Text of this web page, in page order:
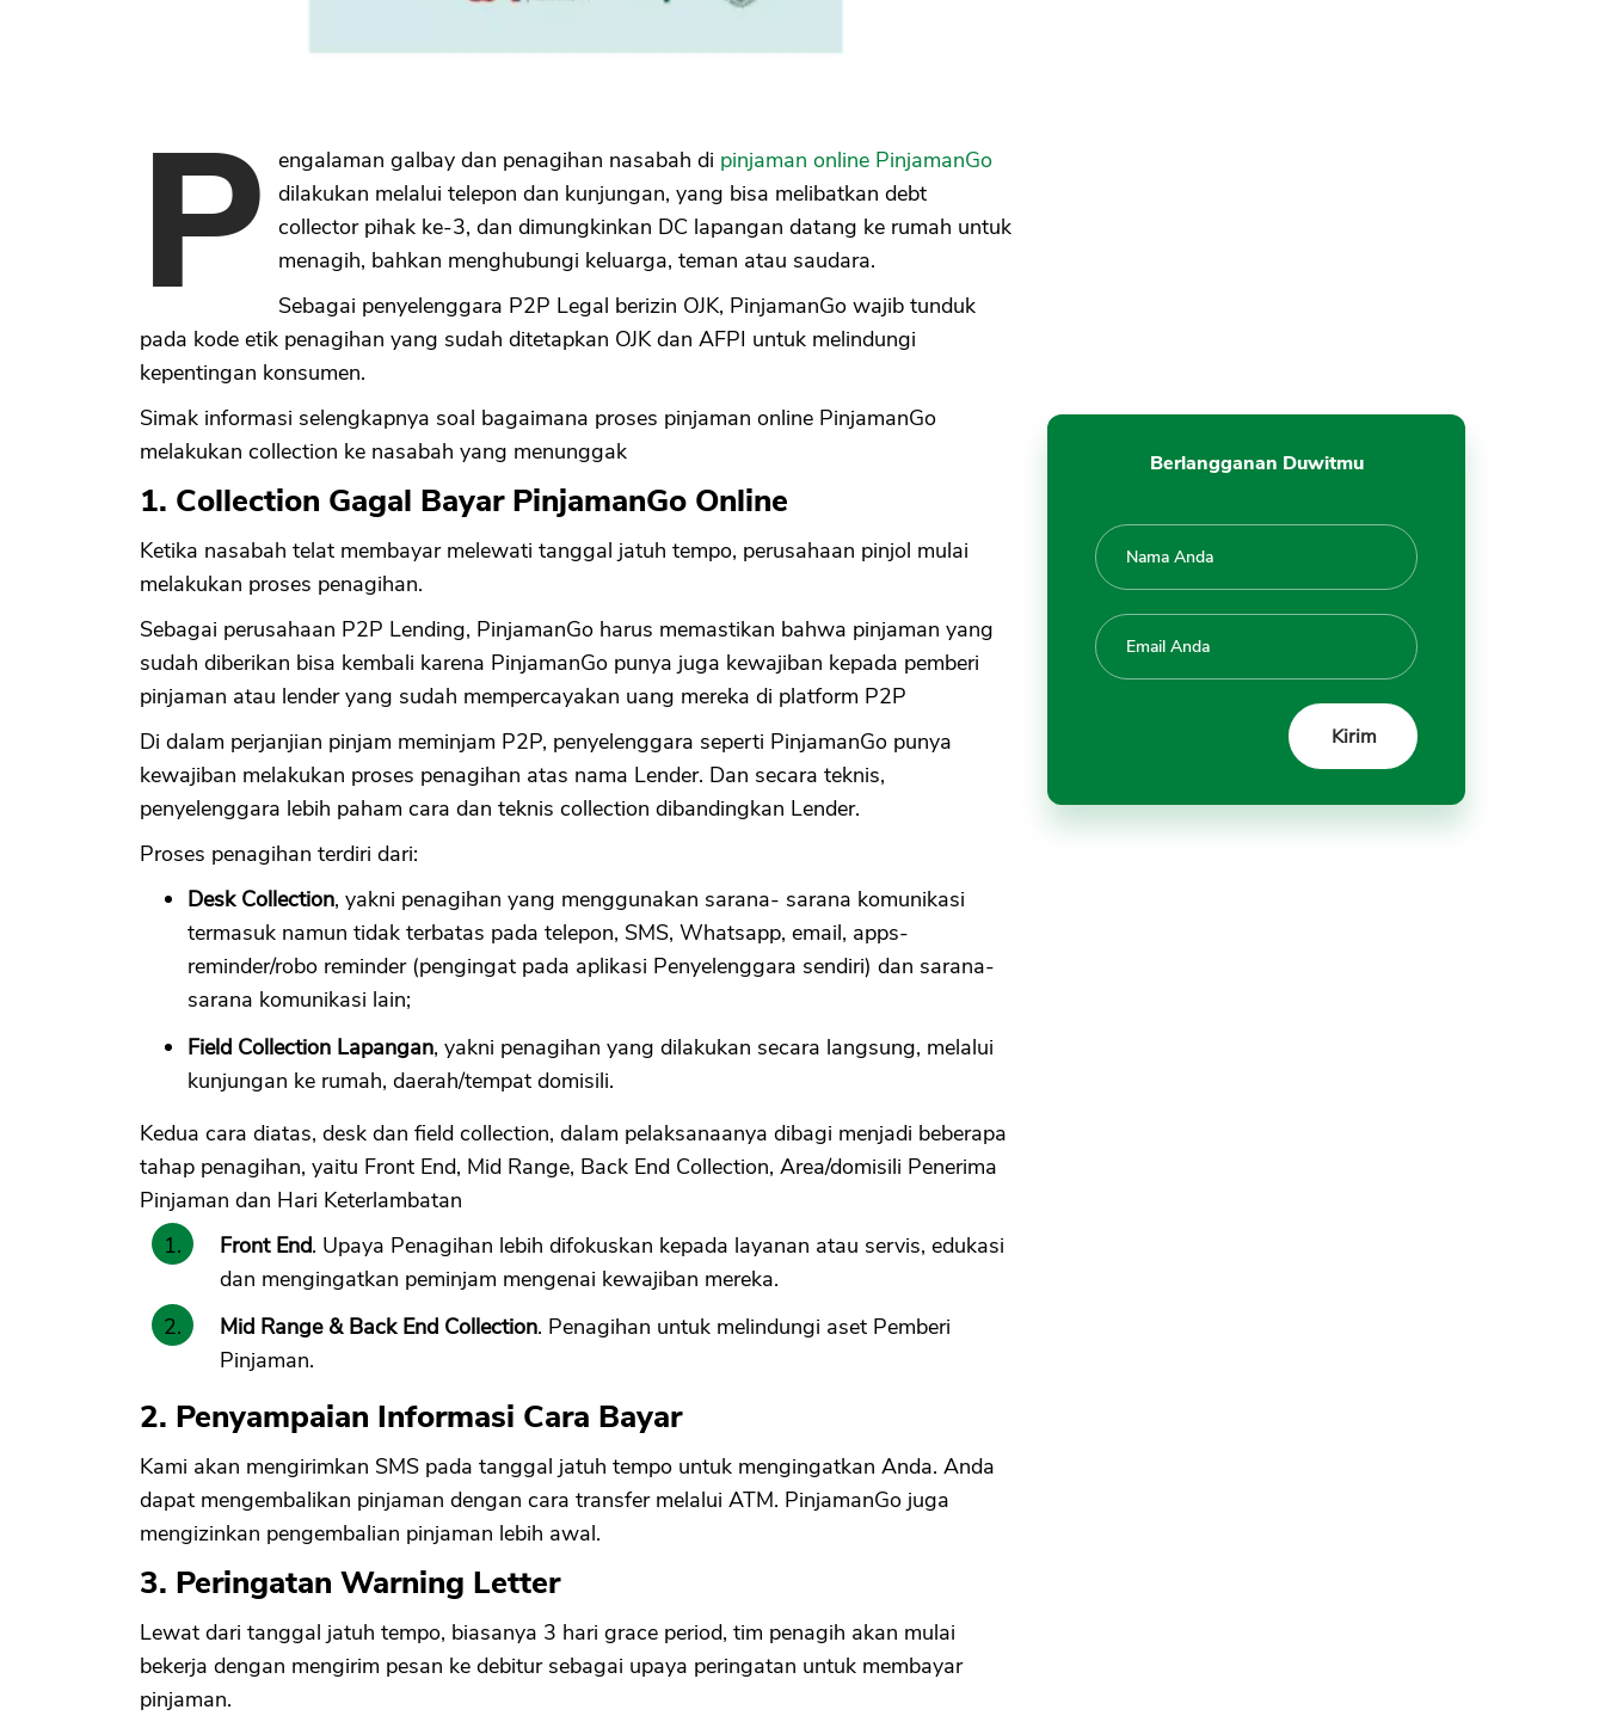
P engalaman galbay dan penagihan nasabah di pinjaman online PinjamanGo
dilakukan melalui telepon dan kunjungan, yang bisa melibatkan debt
collector pihak ke-3, dan dimungkinkan DC lapangan datang ke rumah untuk
menagih, bahkan menghubungi keluarga, teman atau saudara.
Sebagai penyelenggara P2P Legal berizin OJK, PinjamanGo wajib tunduk
pada kode etik penagihan yang sudah ditetapkan OJK dan AFPI untuk melindungi
kepentingan konsumen.
Simak informasi selengkapnya soal bagaimana proses pinjaman online PinjamanGo
melakukan collection ke nasabah yang menunggak
1. Collection Gagal Bayar PinjamanGo Online
Ketika nasabah telat membayar melewati tanggal jatuh tempo, perusahaan pinjol mulai
melakukan proses penagihan.
Sebagai perusahaan P2P Lending, PinjamanGo harus memastikan bahwa pinjaman yang
sudah diberikan bisa kembali karena PinjamanGo punya juga kewajiban kepada pemberi
pinjaman atau lender yang sudah mempercayakan uang mereka di platform P2P
Di dalam perjanjian pinjam meminjam P2P, penyelenggara seperti PinjamanGo punya
kewajiban melakukan proses penagihan atas nama Lender. Dan secara teknis,
penyelenggara lebih paham cara dan teknis collection dibandingkan Lender.
Proses penagihan terdiri dari:
Desk Collection, yakni penagihan yang menggunakan sarana- sarana komunikasi
termasuk namun tidak terbatas pada telepon, SMS, Whatsapp, email, apps-
reminder/robo reminder (pengingat pada aplikasi Penyelenggara sendiri) dan sarana-
sarana komunikasi lain;
Field Collection Lapangan, yakni penagihan yang dilakukan secara langsung, melalui
kunjungan ke rumah, daerah/tempat domisili.
Kedua cara diatas, desk dan field collection, dalam pelaksanaanya dibagi menjadi beberapa
tahap penagihan, yaitu Front End, Mid Range, Back End Collection, Area/domisili Penerima
Pinjaman dan Hari Keterlambatan
Front End. Upaya Penagihan lebih difokuskan kepada layanan atau servis, edukasi
dan mengingatkan peminjam mengenai kewajiban mereka.
Mid Range & Back End Collection. Penagihan untuk melindungi aset Pemberi
Pinjaman.
2. Penyampaian Informasi Cara Bayar
Kami akan mengirimkan SMS pada tanggal jatuh tempo untuk mengingatkan Anda. Anda
dapat mengembalikan pinjaman dengan cara transfer melalui ATM. PinjamanGo juga
mengizinkan pengembalian pinjaman lebih awal.
3. Peringatan Warning Letter
Lewat dari tanggal jatuh tempo, biasanya 3 hari grace period, tim penagih akan mulai
bekerja dengan mengirim pesan ke debitur sebagai upaya peringatan untuk membayar
pinjaman.
Berlangganan Duwitmu